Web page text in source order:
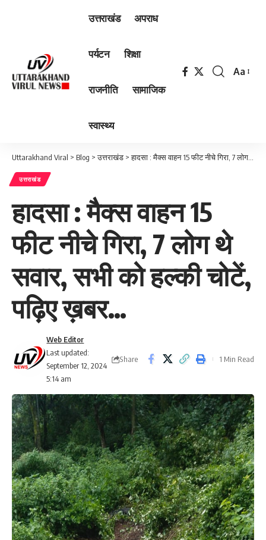
उत्तराखंड अपराध
पर्यटन शिक्षा
राजनीति सामाजिक
स्वास्थ्य
Font
Aa
Uttarakhand Viral > Blog >उत्तराखंड >हादसा : मैक्स वाहन 15 फीट नीचे गिरा, 7 लोग थे सवार, सभी को हल्की चोटें, पढ़िए ख़बर…
उत्तराखंड
हादसा : मैक्स वाहन 15
फीट नीचे गिरा, 7 लोग थे
सवार, सभी को हल्की चोटें,
पढ़िए ख़बर…
Last updated:
September 12, 2024
5:14 am
Web Editor
Share 1 Min Read